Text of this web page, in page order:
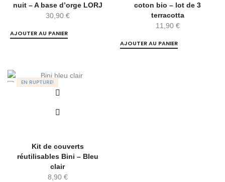
nuit – A base d’orge LORJ
30,90 €
AJOUTER AU PANIER
coton bio – lot de 3
terracotta
11,90 €
AJOUTER AU PANIER
EN RUPTURE!
Kit de couverts
réutilisables Bini – Bleu
clair
8,90 €